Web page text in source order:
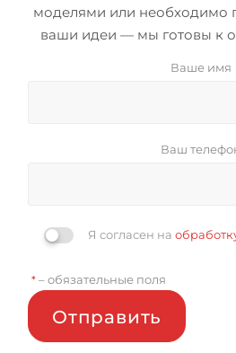
моделями или необходимо
ваши идеи — мы готовы к
Ваше имя
Ваш
Я согласен на
Отправить
* – обязательные поля